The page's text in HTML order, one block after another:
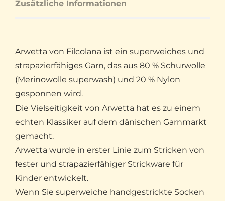
Zusätzliche Informationen
Arwetta von Filcolana ist ein superweiches und
strapazierfähiges Garn, das aus 80 % Schurwolle
(Merinowolle superwash) und 20 % Nylon
gesponnen wird.
Die Vielseitigkeit von Arwetta hat es zu einem
echten Klassiker auf dem dänischen Garnmarkt
gemacht.
Arwetta wurde in erster Linie zum Stricken von
fester und strapazierfähiger Strickware für
Kinder entwickelt.
Wenn Sie superweiche handgestrickte Socken